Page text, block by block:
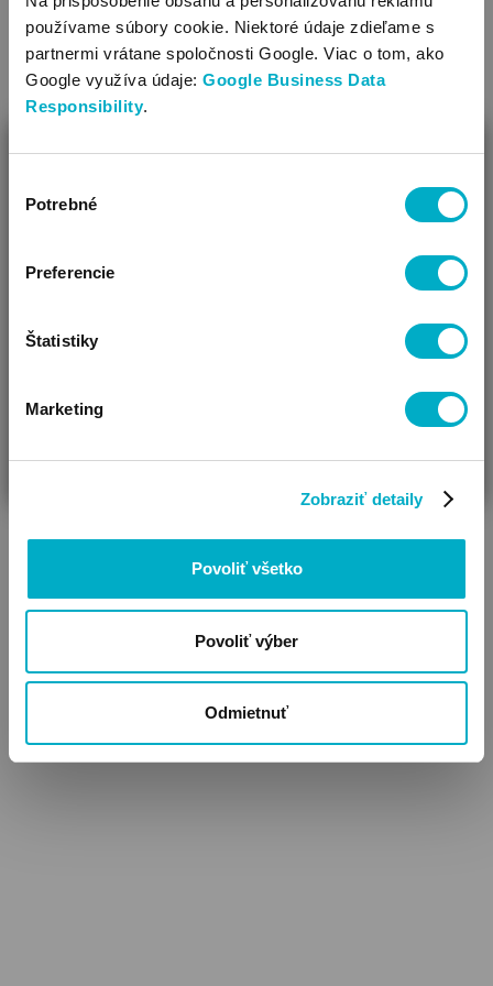
používame súbory cookie. Niektoré údaje zdieľame s
partnermi vrátane spoločnosti Google. Viac o tom, ako
Google využíva údaje: Google Business Data
Responsibility.
súhlasu
Potrebné
Preferencie
Štatistiky
Marketing
Zobraziť detaily
Povoliť všetko
Povoliť výber
Odmietnuť
Strih: vpredu sa zapína na zips, s kapucňou
Ozdoba: vzorovaná látka
Otvory medzi nohami napomáhajú priviazaniu do
autosedačky, alebo detského kočíka.
VIAC